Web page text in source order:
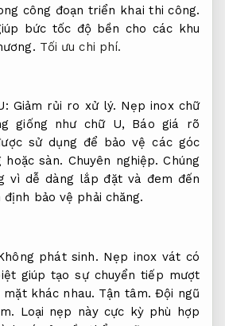
công đoạn triển khai thi công.
bức tốc độ bền cho các khu
Tối ưu chi phí.
Giảm rủi ro xử lý. Nẹp inox chữ
giống như chữ U, Báo giá rõ
sử dụng để bảo vệ các góc
hoặc sàn. Chuyên nghiệp. Chúng
vì dễ dàng lắp đặt và đem đến
định bảo vệ phải chăng.
phát sinh. Nẹp inox vát có
giúp tạo sự chuyển tiếp mượt
khác nhau. Tận tâm. Đội ngũ
Loại nẹp này cực kỳ phù hợp